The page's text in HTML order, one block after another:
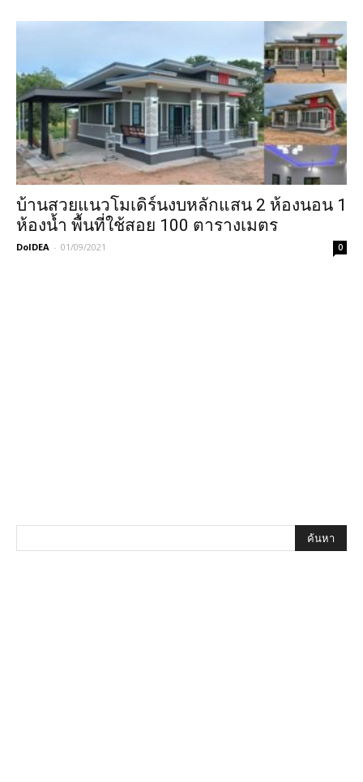
บ้านสวยแนวโมเดิร์นงบหลักแสน 2 ห้องนอน 1
ห้องน้ำ พื้นที่ใช้สอย 100 ตารางเมตร
DoIDEA - 01/09/2021 0